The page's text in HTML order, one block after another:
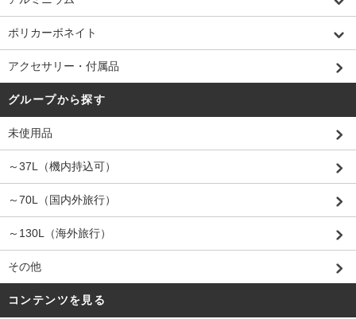
ポリカーボネイト
アクセサリー・付属品
グループから探す
未使用品
～37L（機内持込可）
～70L（国内外旅行）
～130L（海外旅行）
その他
コンテンツを見る